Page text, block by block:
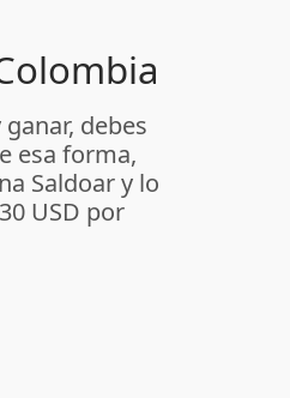
debes
esa forma,
Saldoar y lo
USD por